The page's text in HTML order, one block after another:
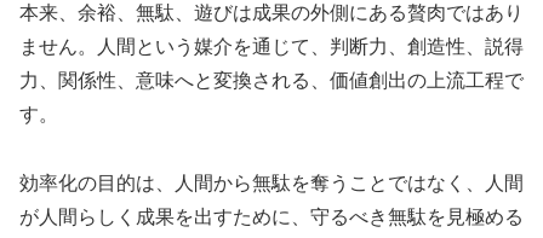
本来、余裕、無駄、遊びは成果の外側にある贅肉ではあり
ません。人間という媒介を通じて、判断力、創造性、説得
力、関係性、意味へと変換される、価値創出の上流工程で
す。
効率化の目的は、人間から無駄を奪うことではなく、人間
が人間らしく成果を出すために、守るべき無駄を見極める